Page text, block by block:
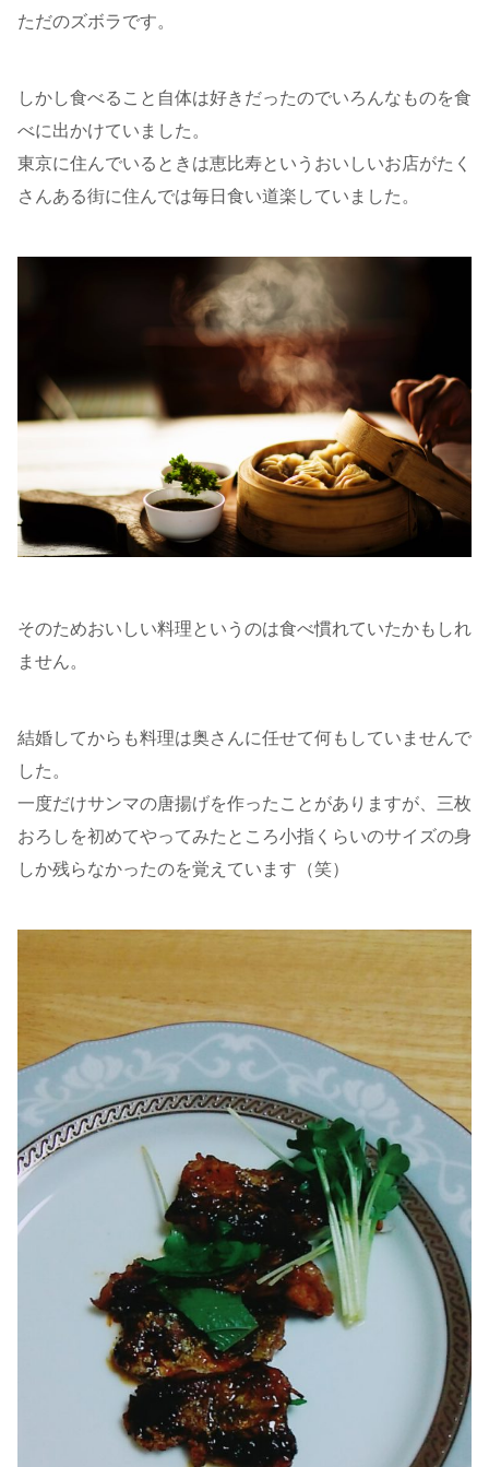
ただのズボラです。
しかし食べること自体は好きだったのでいろんなものを食
べに出かけていました。
東京に住んでいるときは恵比寿というおいしいお店がたく
さんある街に住んでは毎日食い道楽していました。
そのためおいしい料理というのは食べ慣れていたかもしれ
ません。
結婚してからも料理は奥さんに任せて何もしていませんで
した。
一度だけサンマの唐揚げを作ったことがありますが、三枚
おろしを初めてやってみたところ小指くらいのサイズの身
しか残らなかったのを覚えています（笑）